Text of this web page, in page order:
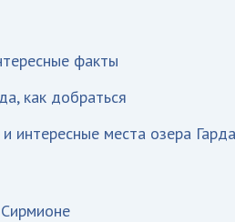
факты
как добраться
интересные места озера Гарда